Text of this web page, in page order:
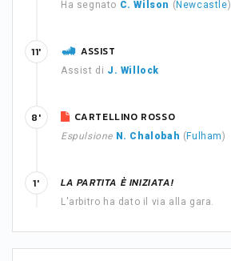
Ha segnato C. Wilson ( Newcastle)
ASSIST
Assist di J. Willock
11'
CARTELLINO ROSSO
Espulsione N. Chalobah ( Fulham)
8'
LA PARTITA È INIZIATA!
L'arbitro ha dato il via alla gara.
1'